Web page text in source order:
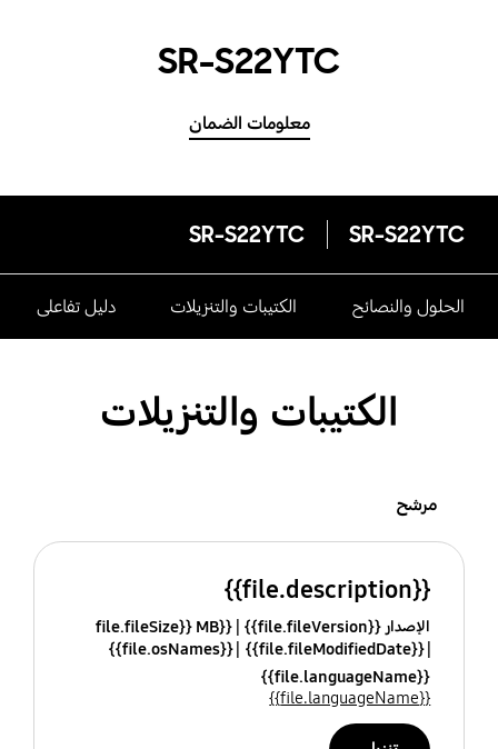
SR-S22YTC
معلومات الضمان
SR-S22YTC
SR-S22YTC
الحلول والنصائح الكتيبات والتنزيلات دليل تفاعلى
الكتيبات والتنزيلات
مرشح
{{file.description}}
الإصدار {{file.fileVersion}}
{{file.fileSize}} MB
{{file.fileModifiedDate}}
{{file.osNames}}
{{file.languageName}}
{{file.languageName}}